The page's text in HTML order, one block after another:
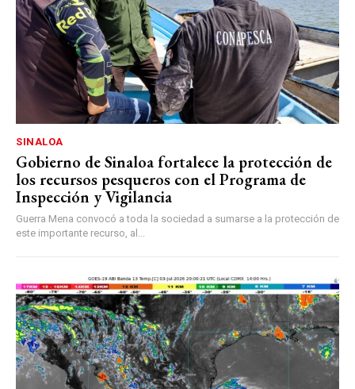
SINALOA
Gobierno de Sinaloa fortalece la protección de
los recursos pesqueros con el Programa de
Inspección y Vigilancia
Guerra Mena convocó a toda la sociedad a sumarse a la protección de
este importante recurso, al...